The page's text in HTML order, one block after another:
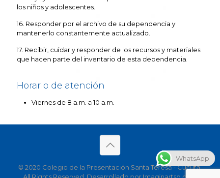
los niños y adolescentes.
16. Responder por el archivo de su dependencia y
mantenerlo constantemente actualizado.
17. Recibir, cuidar y responder de los recursos y materiales
que hacen parte del inventario de esta dependencia.
Horario de atención
Viernes de 8 a.m. a 10 a.m.
© 2020 Colegio de la Presentación Santa Teresa - Cúcuta.
WhatsApp